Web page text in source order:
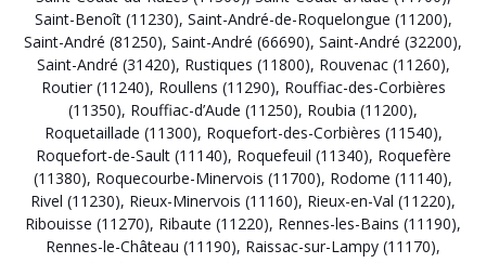
Saint-Benoît (11230), Saint-André-de-Roquelongue (11200),
Saint-André (81250), Saint-André (66690), Saint-André (32200),
Saint-André (31420), Rustiques (11800), Rouvenac (11260),
Routier (11240), Roullens (11290), Rouffiac-des-Corbières
(11350), Rouffiac-d’Aude (11250), Roubia (11200),
Roquetaillade (11300), Roquefort-des-Corbières (11540),
Roquefort-de-Sault (11140), Roquefeuil (11340), Roquefère
(11380), Roquecourbe-Minervois (11700), Rodome (11140),
Rivel (11230), Rieux-Minervois (11160), Rieux-en-Val (11220),
Ribouisse (11270), Ribaute (11220), Rennes-les-Bains (11190),
Rennes-le-Château (11190), Raissac-sur-Lampy (11170),